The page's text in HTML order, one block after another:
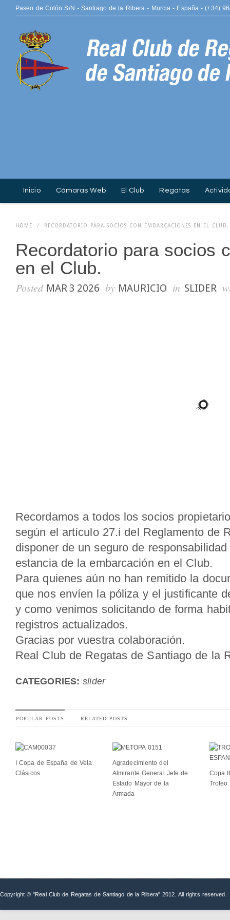
Paseo de Colón S/N - Santiago de la Ribera - Murcia - España - (+34)
Inicio Cámaras Web El Club Regatas
HOME / RECORDATORIO PARA SOCIOS CON EMBARCACIONES EN EL CLUB.
Recordatorio para socios
en el Club.
Posted MAR 3 2026 by MAURICIO in SLIDER
Recordamos a todos los socios
según el artículo 27.i del Reglamento de
disponer de un seguro de
estancia de la embarcación en el Club.
Para quienes aún no han remitido la
que nos envíen la póliza y el justificante
y como venimos solicitando de forma
registros actualizados.
Gracias por vuestra colaboración.
Real Club de Regatas de Santiago de la
CATEGORIES: slider
POPULAR POSTS RELATED POSTS
I Copa de España de Vela
Clásicos
Agradecimiento del
Almirante General Jefe de
Estado Mayor de la
Armada
Copa
Trofeo
Copyright © "Real Club de Regatas de Santiago de la Ribera" 2012. All rights reserved.